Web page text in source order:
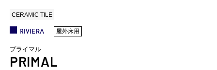
CERAMIC TILE
屋外床用
プライマル
PRIMAL